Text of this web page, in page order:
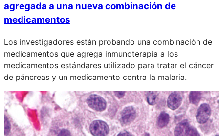
agregada a una nueva combinación de
medicamentos
Los investigadores están probando una combinación de
medicamentos que agrega inmunoterapia a los
medicamentos estándares utilizado para tratar el cáncer
de páncreas y un medicamento contra la malaria.